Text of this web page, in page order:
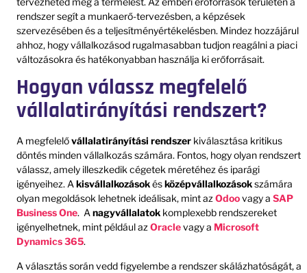
rendszer segít a munkaerő-tervezésben, a képzések
szervezésében és a teljesítményértékelésben. Mindez hozzájárul
ahhoz, hogy vállalkozásod rugalmasabban tudjon reagálni a piaci
változásokra és hatékonyabban használja ki erőforrásait.
Hogyan válassz megfelelő
vállalatirányítási rendszert?
A megfelelővállalatirányítási rendszer kiválasztása kritikus
döntés minden vállalkozás számára. Fontos, hogy olyan rendszert
válassz, amely illeszkedik cégetek méretéhez és iparági
igényeihez. Akisvállalkozásokésközépvállalkozásokszámára
olyan megoldások lehetnek ideálisak, mint az Odoovagy a SAP
Business One. Anagyvállalatok komplexebb rendszereket
igényelhetnek, mint például az Oraclevagy a Microsoft
Dynamics 365.
A választás során vedd figyelembe a rendszer skálázhatóságát, a